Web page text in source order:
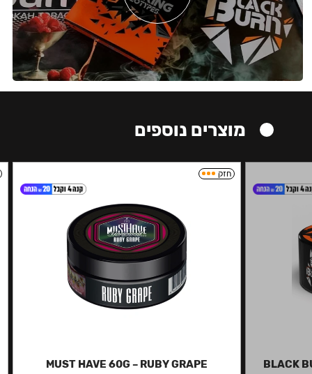
מוצרים נוספים
BLACK
חזק
MUST HAVE 60G – RUBY GRAPE